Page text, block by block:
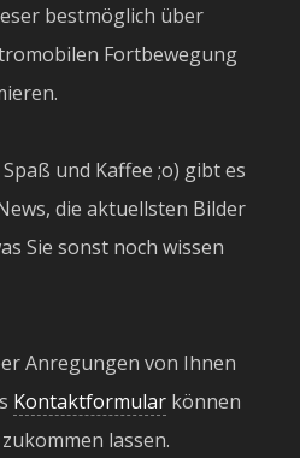
bestmöglich über
Fortbewegung
und Kaffee ;o) gibt es
die aktuellsten Bilder
Sie sonst noch wissen
Anregungen von Ihnen
Kontaktformular können
lassen.